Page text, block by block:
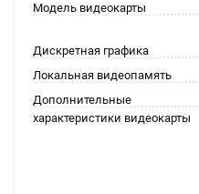
Модель видеокарты
Дискретная графика
Локальная видеопамять
Дополнительные
характеристики видеокарты